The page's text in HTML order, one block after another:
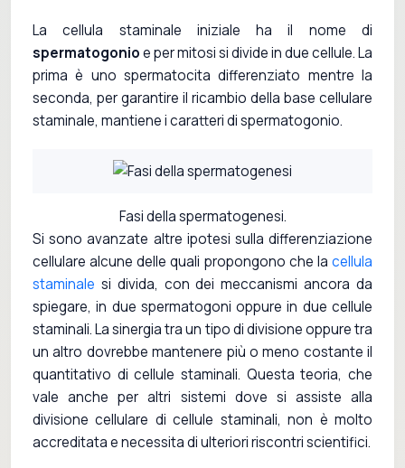
La cellula staminale iniziale ha il nome di
spermatogonioe per mitosi si divide in due cellule. La
prima è uno spermatocita differenziato mentre la
seconda, per garantire il ricambio della base cellulare
staminale, mantiene i caratteri di spermatogonio.
Fasi della spermatogenesi.
Si sono avanzate altre ipotesi sulla differenziazione
cellulare alcune delle quali propongono che la cellula
staminale si divida, con dei meccanismi ancora da
spiegare, in due spermatogoni oppure in due cellule
staminali. La sinergia tra un tipo di divisione oppure tra
un altro dovrebbe mantenere più o meno costante il
quantitativo di cellule staminali. Questa teoria, che
vale anche per altri sistemi dove si assiste alla
divisione cellulare di cellule staminali, non è molto
accreditata e necessita di ulteriori riscontri scientifici.